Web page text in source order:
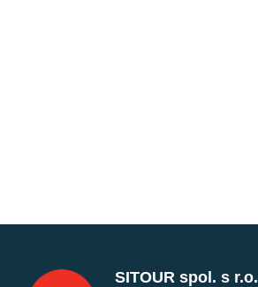
SITOUR spol. s r.o.